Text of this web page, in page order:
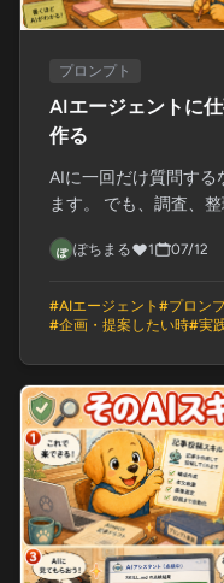
プロンプト
AIエージェントに
作る
AIに一回だけ質問する
ます。 でも、調査、整
ぽちまる 1 07/12
#AIエージェント #プロン
#企画・提案したい時#実